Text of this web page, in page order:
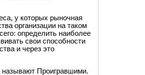
у которых рыночная
организации на таком
определить наиболее
свои способности
и через это
Проигравшими.